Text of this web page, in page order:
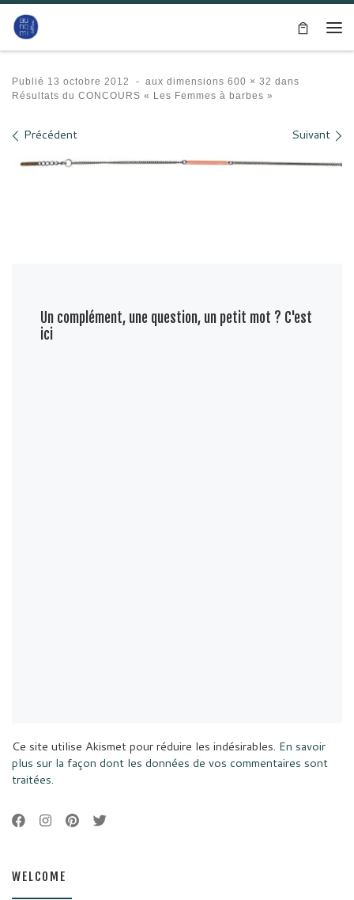
Passer au contenu
Publié 13 octobre 2012 - aux dimensions 600 × 32 dans
Résultats du CONCOURS « Les Femmes à barbes »
Navigation des images
Précédent Suivant
Un complément, une question, un petit mot ? C'est
ici
Ce site utilise Akismet pour réduire les indésirables. En savoir
plus sur la façon dont les données de vos commentaires sont
traitées.
WELCOME